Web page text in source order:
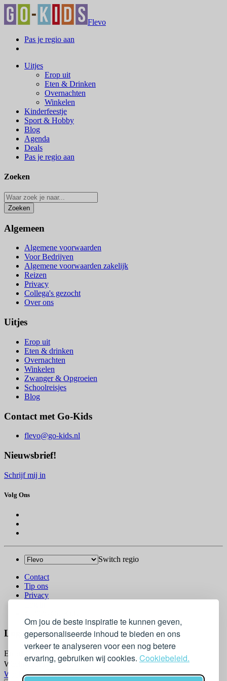
Om jou de beste inspiratie te kunnen geven,
gepersonaliseerde inhoud te bieden en ons
verkeer te analyseren voor een nog betere
ervaring, gebruiken wij cookies. Cookiebeleid.
Flevo
Pas je regio aan
Uitjes
Erop uit
Eten & Drinken
Overnachten
Winkelen
Kinderfeestje
Sport & Hobby
Blog
Agenda
Deals
Pas je regio aan
Zoeken
Algemeen
Algemene voorwaarden
Voor Bedrijven
Algemene voorwaarden zakelijk
Reizen
Privacy
Collega's gezocht
Over ons
Uitjes
Erop uit
Eten & drinken
Overnachten
Winkelen
Zwanger & Opgroeien
Schoolreisjes
Blog
Contact met Go-Kids
flevo@go-kids.nl
Nieuwsbrief!
Schrijf mij in
Volg Ons
Switch regio
Contact
Tip ons
Privacy
Log In
Email
Wachtwoord
Wachtwoord vergeten?